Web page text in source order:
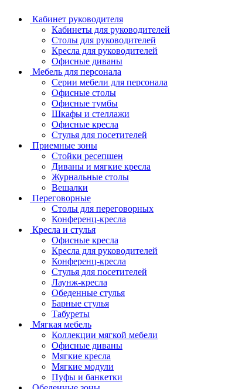
Кабинет руководителя
Кабинеты для руководителей
Столы для руководителей
Кресла для руководителей
Офисные диваны
Мебель для персонала
Серии мебели для персонала
Офисные столы
Офисные тумбы
Шкафы и стеллажи
Офисные кресла
Стулья для посетителей
Приемные зоны
Стойки ресепшен
Диваны и мягкие кресла
Журнальные столы
Вешалки
Переговорные
Столы для переговорных
Конференц-кресла
Кресла и стулья
Офисные кресла
Кресла для руководителей
Конференц-кресла
Стулья для посетителей
Лаунж-кресла
Обеденные стулья
Барные стулья
Табуреты
Мягкая мебель
Коллекции мягкой мебели
Офисные диваны
Мягкие кресла
Мягкие модули
Пуфы и банкетки